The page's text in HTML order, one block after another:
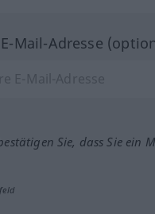
Mail-Adresse
Sie, dass Sie ein